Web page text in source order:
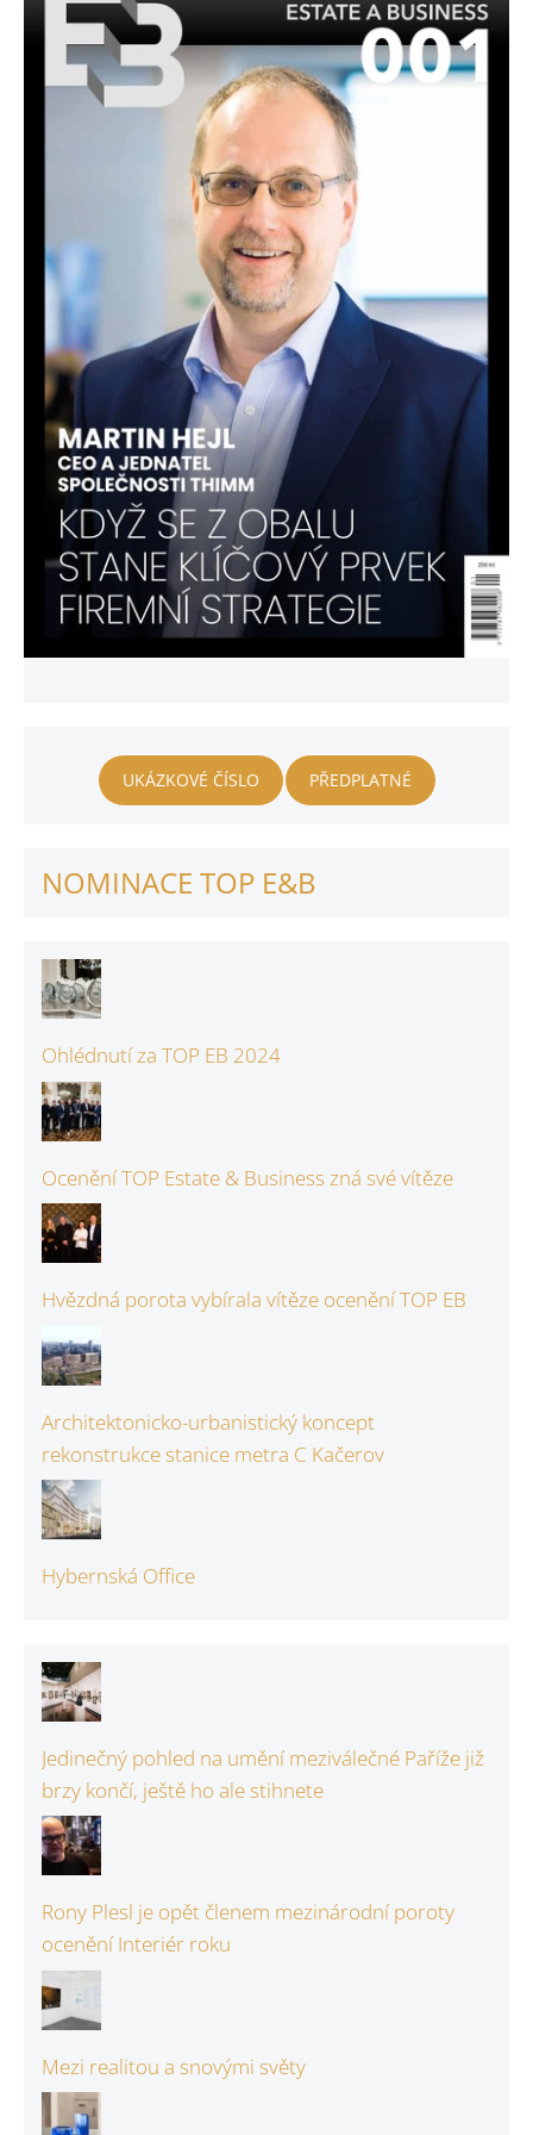
UKÁZKOVÉ ČÍSLO PŘEDPLATNÉ
NOMINACE TOP E&B
Ohlédnutí za TOP EB 2024
Ocenění TOP Estate & Business zná své vítěze
Hvězdná porota vybírala vítěze ocenění TOP EB
Architektonicko-urbanistický koncept
rekonstrukce stanice metra C Kačerov
Hybernská Office
Jedinečný pohled na umění meziválečné Paříže již
brzy končí, ještě ho ale stihnete
Rony Plesl je opět členem mezinárodní poroty
ocenění Interiér roku
Mezi realitou a snovými světy